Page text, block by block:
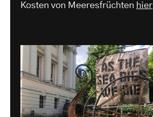
Kosten von Meeresfrüchten hier